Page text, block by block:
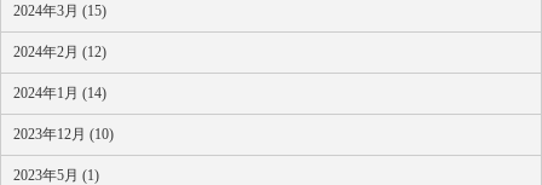
2024年3月 (15)
2024年2月 (12)
2024年1月 (14)
2023年12月 (10)
2023年5月 (1)